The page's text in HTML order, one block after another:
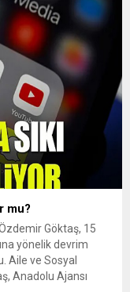
mu?
Göktaş, 15
yönelik devrim
Aile ve Sosyal
Anadolu Ajansı